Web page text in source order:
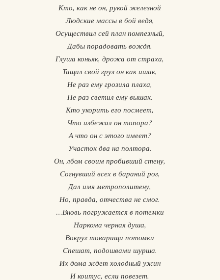
Кто, как не он, рукой железной
Людские массы в бой ведя,
Осуществил сей план помпезный,
Дабы порадовать вождя.
Глуша коньяк, дрожа от страха,
Тащил свой груз он как ишак,
Не раз ему грозила плаха,
Не раз светил ему вышак.
Кто укорить его посмеет,
Что избежал он топора?
А что он с этого имеет?
Участок два на полтора.
Он, лбом своим пробивший стену,
Согнувший всех в бараний рог,
Дал имя метрополитену,
Но, правда, отчества не смог.
…Вновь погружается в потемки
Наркома черная душа,
Вокруг товарищи потомки
Спешат, подошвами шурша.
Их дома ждет холодный ужин
И коитус, если повезет.